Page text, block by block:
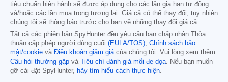
tiêu chuẩn hiện hành sẽ được áp dụng cho các lần gia hạn tự động
và/hoặc các lần mua trong tương lai. Giá cả có thể thay đổi, tuy nhiên
chúng tôi sẽ thông báo trước cho bạn về những thay đổi giá cả.
Tất cả các phiên bản SpyHunter đều yêu cầu bạn chấp nhận Thỏa
thuận cấp phép người dùng cuối (EULA/TOS), Chính sách bảo
mật/cookie và Điều khoản giảm giácủa chúng tôi. Vui lòng xem thêm
Câu hỏi thường gặp và Tiêu chí đánh giá mối đe dọa. Nếu bạn muốn
gỡ cài đặt SpyHunter, hãy tìm hiểu cách thực hiện.